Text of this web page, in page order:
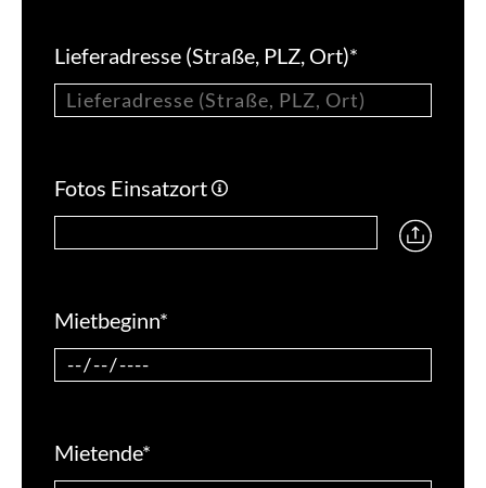
Lieferadresse (Straße, PLZ, Ort)*
Fotos Einsatzort
Mietbeginn*
Mietende*